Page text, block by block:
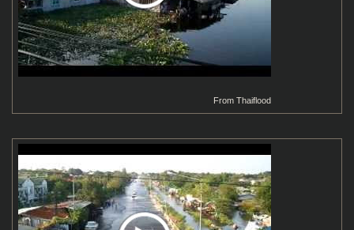
FromThaiflood